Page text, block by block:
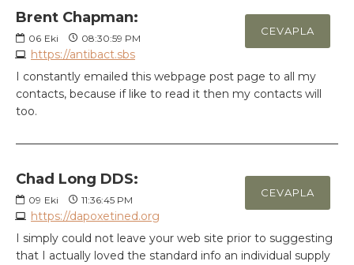
Brent Chapman:
06 Eki 08:30:59 PM
https://antibact.sbs
CEVAPLA
I constantly emailed this webpage post page to all my
contacts, because if like to read it then my contacts will
too.
Chad Long DDS:
09 Eki 11:36:45 PM
https://dapoxetined.org
CEVAPLA
I simply could not leave your web site prior to suggesting
that I actually loved the standard info an individual supply